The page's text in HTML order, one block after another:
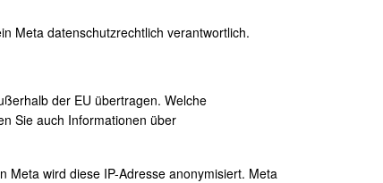
Meta datenschutzrechtlich verantwortlich.
der EU übertragen. Welche
Sie auch Informationen über
Meta wird diese IP-Adresse anonymisiert. Meta